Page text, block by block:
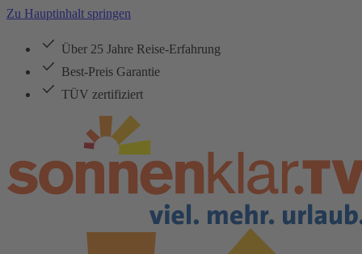
Zu Hauptinhalt springen
Über 25 Jahre Reise-Erfahrung
Best-Preis Garantie
TÜV zertifiziert